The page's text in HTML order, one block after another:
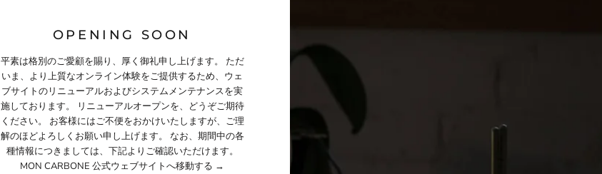
OPENING SOON
平素は格別のご愛顧を賜り、厚く御礼申し上げます。 ただ
いま、より上質なオンライン体験をご提供するため、ウェ
ブサイトのリニューアルおよびシステムメンテナンスを実
施しております。 リニューアルオープンを、どうぞご期待
ください。 お客様にはご不便をおかけいたしますが、ご理
解のほどよろしくお願い申し上げます。 なお、期間中の各
種情報につきましては、下記よりご確認いただけます。
MON CARBONE 公式ウェブサイトへ移動する →